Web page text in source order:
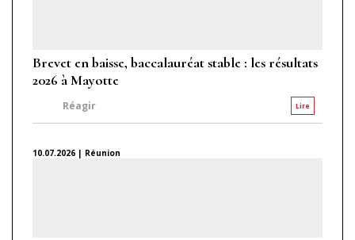
Brevet en baisse, baccalauréat stable : les résultats
2026 à Mayotte
Lire
Réagir
10.07.2026 | Réunion